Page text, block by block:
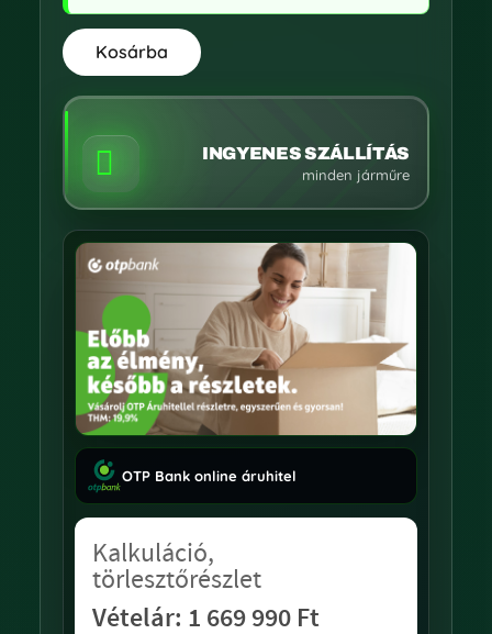
Kosárba
 INGYENES SZÁLLÍTÁS
minden járműre
OTP Bank online áruhitel